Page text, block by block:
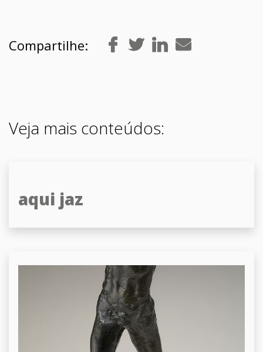
Compartilhe:
Veja mais conteúdos:
aqui jaz